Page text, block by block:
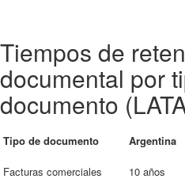
Tiempos de
documental por
documento
Tipo de documento Argentina
Facturas comerciales 10 años